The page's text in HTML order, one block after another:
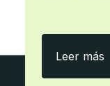
Leer más